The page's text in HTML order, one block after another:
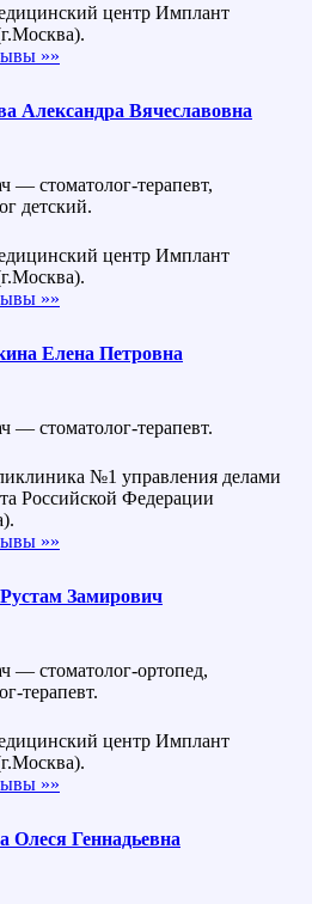
центр Имплант
»»
Александра Вячеславовна
— стоматолог-терапевт,
детский.
центр Имплант
»»
Елена Петровна
— стоматолог-терапевт.
№1 управления делами
Российской Федерации
»»
Замирович
— стоматолог-ортопед,
терапевт.
центр Имплант
»»
Олеся Геннадьевна